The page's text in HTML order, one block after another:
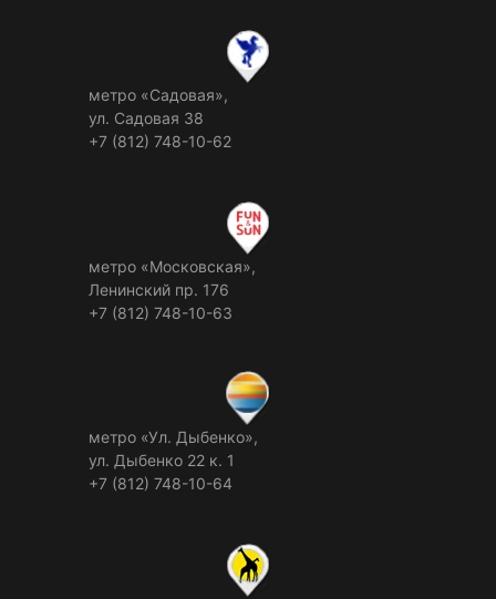
метро «Садовая»,
ул. Садовая 38
+7 (812) 748-10-62
метро «Московская»,
Ленинский пр. 176
+7 (812) 748-10-63
метро «Ул. Дыбенко»,
ул. Дыбенко 22 к. 1
+7 (812) 748-10-64